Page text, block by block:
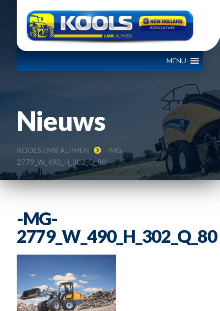
MENU
Nieuws
KOOLS LMB ALPHEN
-MG-
2779_W_490_H_302_Q_80
-MG-
2779_W_490_H_302_Q_80